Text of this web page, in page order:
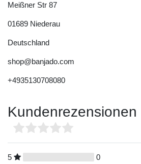
Meißner Str 87
01689 Niederau
Deutschland
shop@banjado.com
+4935130708080
Kundenrezensionen
5
0